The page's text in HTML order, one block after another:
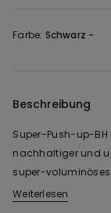
Farbe: Schwarz -
Beschreibung
Super-Push-up-
nachhaltiger und
super-voluminöses
Bügel in der
Die Spitze dieses
Weiterlesen